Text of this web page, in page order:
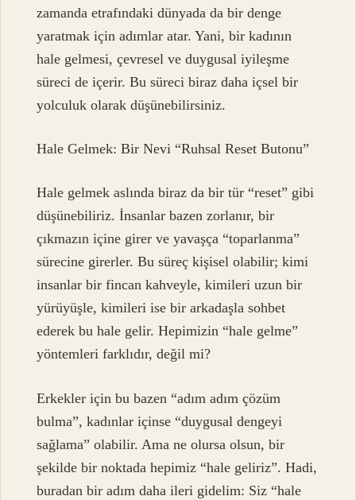
zamanda etrafındaki dünyada da bir denge
yaratmak için adımlar atar. Yani, bir kadının
hale gelmesi, çevresel ve duygusal iyileşme
süreci de içerir. Bu süreci biraz daha içsel bir
yolculuk olarak düşünebilirsiniz.
Hale Gelmek: Bir Nevi “Ruhsal Reset Butonu”
Hale gelmek aslında biraz da bir tür “reset” gibi
düşünebiliriz. İnsanlar bazen zorlanır, bir
çıkmazın içine girer ve yavaşça “toparlanma”
sürecine girerler. Bu süreç kişisel olabilir; kimi
insanlar bir fincan kahveyle, kimileri uzun bir
yürüyüşle, kimileri ise bir arkadaşla sohbet
ederek bu hale gelir. Hepimizin “hale gelme”
yöntemleri farklıdır, değil mi?
Erkekler için bu bazen “adım adım çözüm
bulma”, kadınlar içinse “duygusal dengeyi
sağlama” olabilir. Ama ne olursa olsun, bir
şekilde bir noktada hepimiz “hale geliriz”. Hadi,
buradan bir adım daha ileri gidelim: Siz “hale